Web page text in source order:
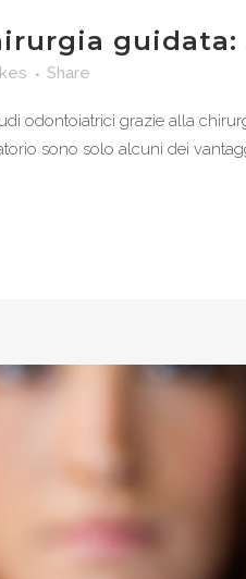
Share
odontoiatrici grazie alla
sono solo alcuni dei